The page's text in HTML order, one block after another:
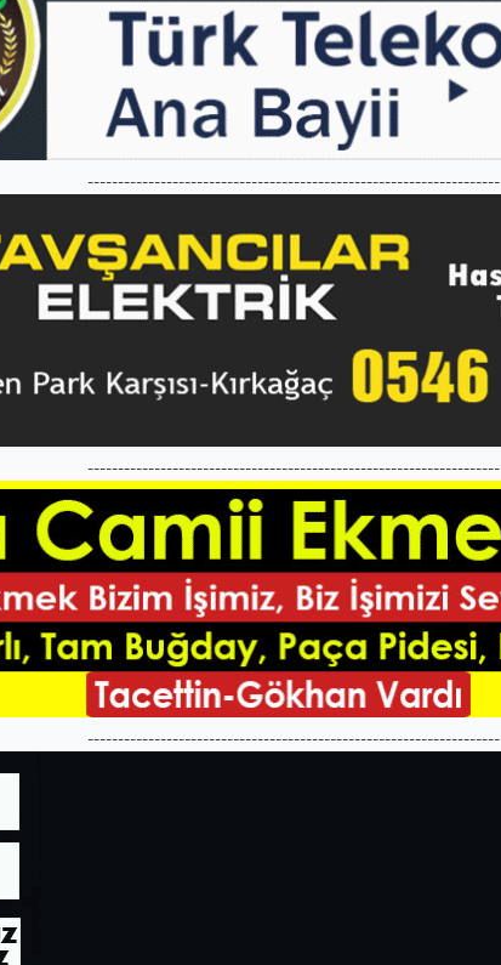
--------------------------------------------------------------------
--------------------------------------------------------------------
--------------------------------------------------------------------